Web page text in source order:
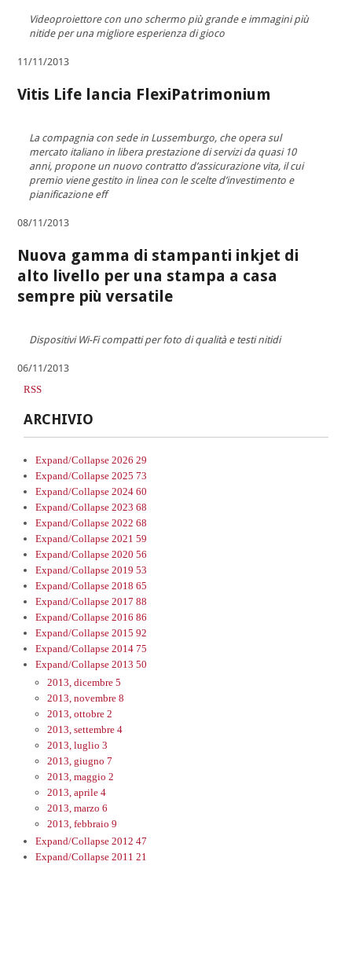
Videoproiettore con uno schermo più grande e immagini più
nitide per una migliore esperienza di gioco
11/11/2013
Vitis Life lancia FlexiPatrimonium
La compagnia con sede in Lussemburgo, che opera sul
mercato italiano in libera prestazione di servizi da quasi 10
anni, propone un nuovo contratto d’assicurazione vita, il cui
premio viene gestito in linea con le scelte d’investimento e
pianificazione eff
08/11/2013
Nuova gamma di stampanti inkjet di
alto livello per una stampa a casa
sempre più versatile
Dispositivi Wi-Fi compatti per foto di qualità e testi nitidi
06/11/2013
RSS
ARCHIVIO
Expand/Collapse 2026 29
Expand/Collapse 2025 73
Expand/Collapse 2024 60
Expand/Collapse 2023 68
Expand/Collapse 2022 68
Expand/Collapse 2021 59
Expand/Collapse 2020 56
Expand/Collapse 2019 53
Expand/Collapse 2018 65
Expand/Collapse 2017 88
Expand/Collapse 2016 86
Expand/Collapse 2015 92
Expand/Collapse 2014 75
Expand/Collapse 2013 50
2013, dicembre 5
2013, novembre 8
2013, ottobre 2
2013, settembre 4
2013, luglio 3
2013, giugno 7
2013, maggio 2
2013, aprile 4
2013, marzo 6
2013, febbraio 9
Expand/Collapse 2012 47
Expand/Collapse 2011 21